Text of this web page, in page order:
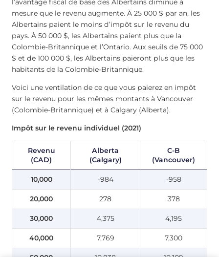
l’avantage fiscal de base des Albertains diminue à
mesure que le revenu augmente. À 25 000 $ par an, les
Albertains paient le moins d’impôt sur le revenu du
pays. À 50 000 $, les Albertains paient plus que la
Colombie-Britannique et l’Ontario. Aux seuils de 75 000
$ et de 100 000 $, les Albertains paieront plus que les
habitants de la Colombie-Britannique.
Voici une ventilation de ce que vous paierez en impôt
sur le revenu pour les mêmes montants à Vancouver
(Colombie-Britannique) et à Calgary (Alberta).
Impôt sur le revenu individuel (2021)
Revenu
(CAD)
Alberta
(Calgary)
C-B
(Vancouver)
10,000 -984 -958
20,000 278 378
30,000 4,375 4,195
40,000 7,769 7,300